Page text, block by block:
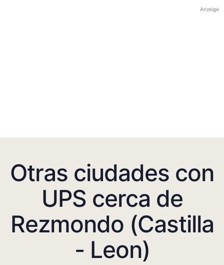
Anzeige
Otras ciudades con
UPS cerca de
Rezmondo (Castilla
- Leon)